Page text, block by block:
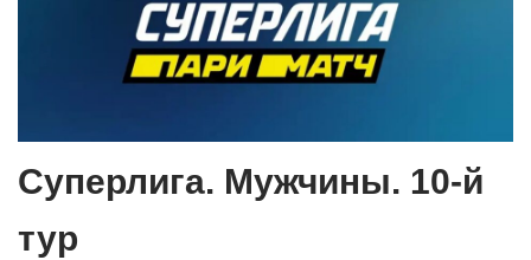
Суперлига. Мужчины. 10-й
тур